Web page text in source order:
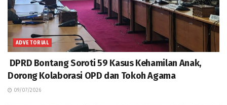
ADVETORIAL
DPRD Bontang Soroti 59 Kasus Kehamilan Anak,
Dorong Kolaborasi OPD dan Tokoh Agama
09/07/2026